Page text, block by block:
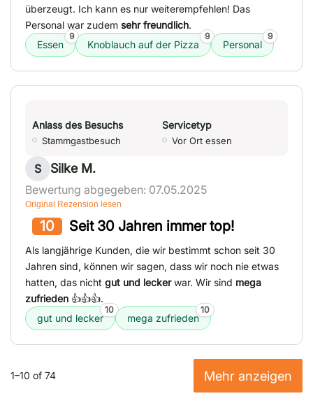
überzeugt. Ich kann es nur weiterempfehlen! Das
Personal war zudem sehr freundlich.
Essen
9
Knoblauch auf der Pizza
9
Personal
9
Anlass des Besuchs
Stammgastbesuch
Servicetyp
Vor Ort essen
S Silke M.
Bewertung abgegeben: 07.05.2025
Original Rezension lesen
10 Seit 30 Jahren immer top!
Als langjährige Kunden, die wir bestimmt schon seit 30
Jahren sind, können wir sagen, dass wir noch nie etwas
hatten, das nicht gut und leckerwar. Wir sind mega
zufrieden 👍👍👍.
gut und lecker
10
mega zufrieden
10
1–10 of 74 Mehr anzeigen